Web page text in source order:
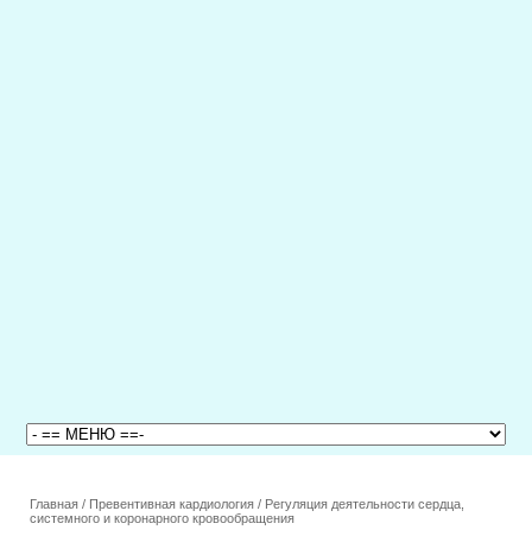
Главная / Превентивная кардиология / Регуляция деятельности сердца,
системного и коронарного кровообращения